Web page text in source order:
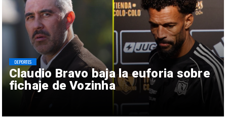
Claudio Bravo baja la euforia sobre
fichaje de Vozinha
DEPORTES